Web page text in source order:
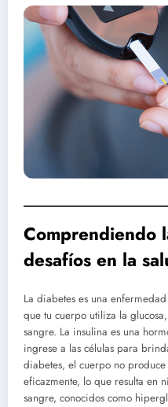
Comprendiendo
desafíos en la
La diabetes es una
que tu cuerpo utiliza la
sangre. La insulina es una
ingrese a las células para
diabetes, el cuerpo no
eficazmente, lo que resulta en
sangre, conocidos como